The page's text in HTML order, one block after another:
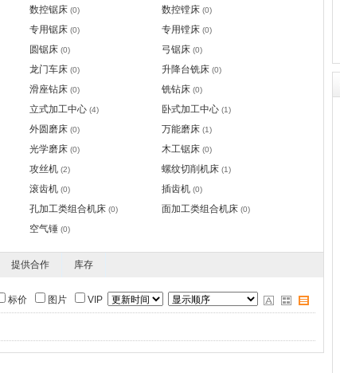
数控锯床 (0) 数控镗床 (0)
专用锯床 (0) 专用镗床 (0)
圆锯床 (0) 弓锯床 (0)
龙门车床 (0) 升降台铣床 (0)
滑座钻床 (0) 铣钻床 (0)
立式加工中心 (4) 卧式加工中心 (1)
外圆磨床 (0) 万能磨床 (1)
光学磨床 (0) 木工锯床 (0)
攻丝机 (2) 螺纹切削机床 (1)
滚齿机 (0) 插齿机 (0)
孔加工类组合机床 (0) 面加工类组合机床 (0)
空气锤 (0)
提供合作 库存
标价 图片 VIP